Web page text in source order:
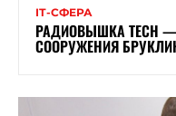
ІТ-СФЕРА
РАДИОВЫШКА TECH
СООРУЖЕНИЯ